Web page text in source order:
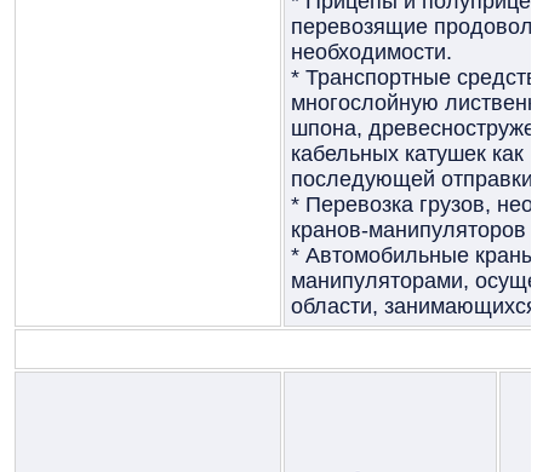
перевозящие
необходимости.
* Транспортные
многослойную
шпона,
кабельных катушек как
последующей отправки
* Перевозка грузов,
кранов-манипуляторов
* Автомобильные краны
манипуляторами,
области, занимающихся